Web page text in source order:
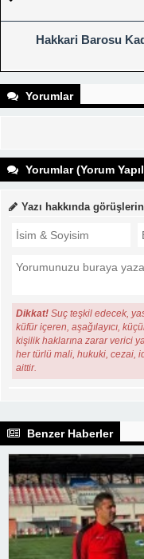
Hakkari Barosu
Yorumlar
Yorumlar (Yorum
Yazı hakkında
Dikkat! Suç teşkil edecek,
küfür içeren, aşağılayıcı,
kişilik haklarına zarar verici
her türlü mali, hukuki, cezai,
aittir.
Benzer Haberler